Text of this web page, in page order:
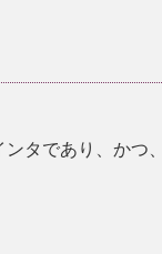
タであり、かつ、